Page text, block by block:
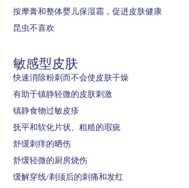
按摩膏和整体婴儿保湿霜，促进皮肤健康
昆虫不喜欢
敏感型皮肤
快速消除粉刺而不会使皮肤干燥
有助于镇静轻微的皮肤刺激
镇静食物过敏皮疹
抚平和软化片状、粗糙的瑕疵
舒缓刺痒的晒伤
舒缓轻微的厨房烧伤
缓解穿线/剃须后的刺痛和发红